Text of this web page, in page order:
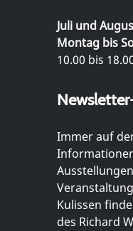
Juli und
Montag bis
10.00 bis
Immer auf
Kulissen
des Richard